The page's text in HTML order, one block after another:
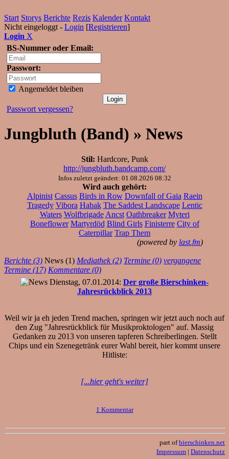
Start Storys Berichte Rezis Kalender Kontakt
Nicht eingeloggt - Login [Registrieren]
Login X
BS-Nummer oder Email:
Passwort:
Angemeldet bleiben
Passwort vergessen?
Jungbluth (Band) » News
Stil: Hardcore, Punk
http://jungbluth.bandcamp.com/
Infos zuletzt geändert: 01.08.2026 08:32
Wird auch gehört:
Alpinist Cassus Birds in Row Downfall of Gaia Raein
Tragedy Vibora Habak The Saddest Landscape Lentic
Waters Wolfbrigade Ancst Oathbreaker Myteri
Boneflower Martyrdöd Blind Girls Finisterre City of
Caterpillar Trap Them
(powered by last.fm)
Berichte (3) News (1) Mediathek (2) Termine (0) vergangene
Termine (17) Kommentare (0)
Dienstag, 07.01.2014: Der große Bierschinken-
Jahresrückblick 2013
Weil wir ja eh jeden Trend machen, springen wir jetzt auch noch auf
den Zug "Jahresrückblick für Musikproktologen" auf. Massig
Gedanken zu 2013 von unseren tapferen Schreiberlingen. Stellt
Chips und ein Szenegetränk eurer Wahl bereit, hier kommt unsere
Hitliste:
[...hier geht's weiter]
1 Kommentar
part ofbierschinken.net
Impressum | Datenschutz